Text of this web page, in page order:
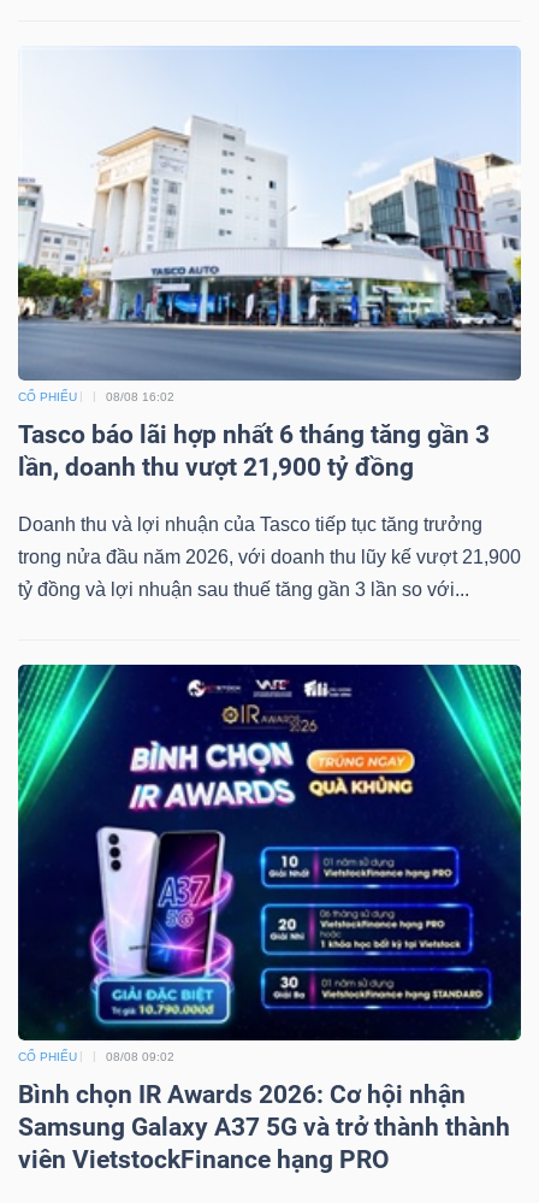
CỔ PHIẾU 08/08 16:02
Tasco báo lãi hợp nhất 6 tháng tăng gần 3
lần, doanh thu vượt 21,900 tỷ đồng
Doanh thu và lợi nhuận của Tasco tiếp tục tăng trưởng
trong nửa đầu năm 2026, với doanh thu lũy kế vượt 21,900
tỷ đồng và lợi nhuận sau thuế tăng gần 3 lần so với...
CỔ PHIẾU 08/08 09:02
Bình chọn IR Awards 2026: Cơ hội nhận
Samsung Galaxy A37 5G và trở thành thành
viên VietstockFinance hạng PRO